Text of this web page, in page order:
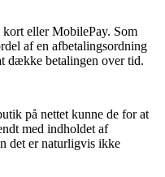
eller MobilePay. Som
af en afbetalingsordning
betalingen over tid.
på nettet kunne de for at
med indholdet af
det er naturligvis ikke